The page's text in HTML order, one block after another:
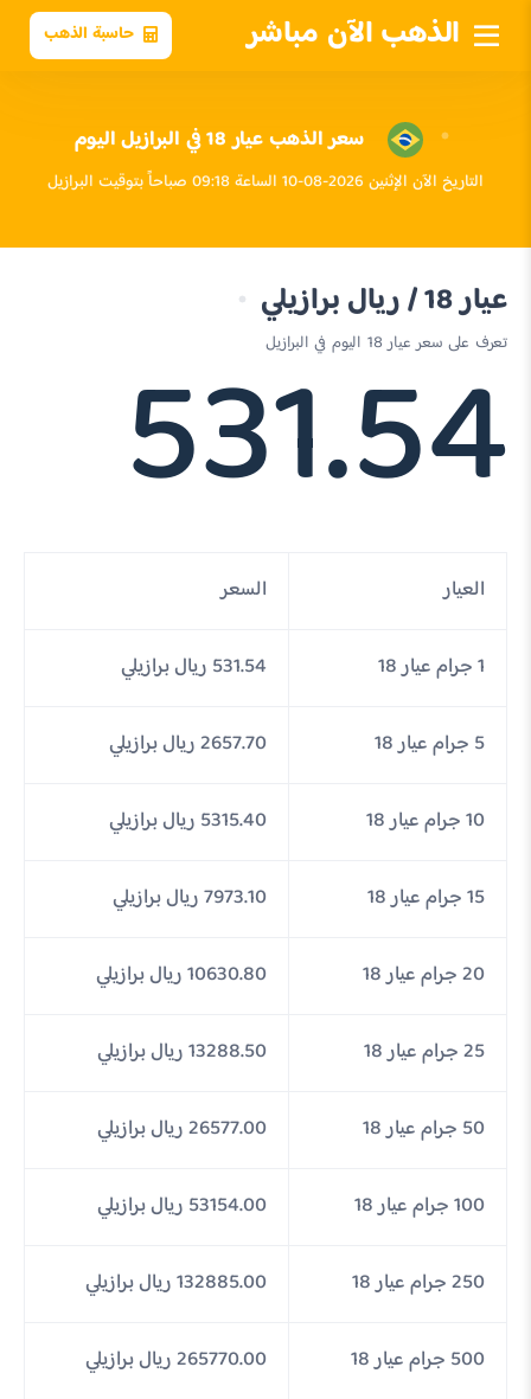
الذهب الآن مباشر حاسبة الذهب
سعر الذهب عيار 18 في البرازيل اليوم
التاريخ الآن الإثنين 2026-08-10 الساعة 09:18 صباحاً بتوقيت البرازيل
عيار 18 / ريال برازيلي
تعرف على سعر عيار 18 اليوم في البرازيل
531.54
العيار السعر
1 جرام عيار 18 531.54 ريال برازيلي
5 جرام عيار 18 2657.70 ريال برازيلي
10 جرام عيار 18 5315.40 ريال برازيلي
15 جرام عيار 18 7973.10 ريال برازيلي
20 جرام عيار 18 10630.80 ريال برازيلي
25 جرام عيار 18 13288.50 ريال برازيلي
50 جرام عيار 18 26577.00 ريال برازيلي
100 جرام عيار 18 53154.00 ريال برازيلي
250 جرام عيار 18 132885.00 ريال برازيلي
500 جرام عيار 18 265770.00 ريال برازيلي